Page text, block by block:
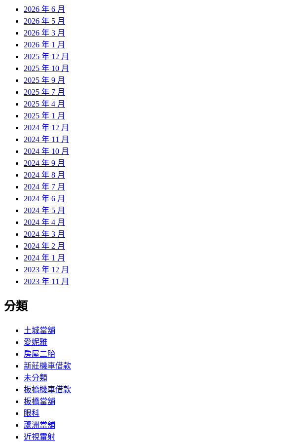
2026 年 6 月
2026 年 5 月
2026 年 3 月
2026 年 1 月
2025 年 12 月
2025 年 10 月
2025 年 9 月
2025 年 7 月
2025 年 4 月
2025 年 1 月
2024 年 12 月
2024 年 11 月
2024 年 10 月
2024 年 9 月
2024 年 8 月
2024 年 7 月
2024 年 6 月
2024 年 5 月
2024 年 4 月
2024 年 3 月
2024 年 2 月
2024 年 1 月
2023 年 12 月
2023 年 11 月
分類
土城當舖
愛妮雅
房屋二胎
新莊機車借款
未分類
板橋機車借款
板橋當舖
眼科
蘆洲當舖
近視雷射